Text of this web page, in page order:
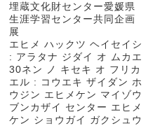
埋蔵文化財センター愛媛県
生涯学習センター共同企画
展
エヒメ ハックツ ヘイセイシ
: アラタナ ジダイ オ ムカエ
30ネン ノ キセキ オ フリカ
エル : コウエキ ザイダン ホ
ウジン エヒメケン マイゾウ
ブンカザイ センター エヒメ
ケン ショウガイ ガクシュウ